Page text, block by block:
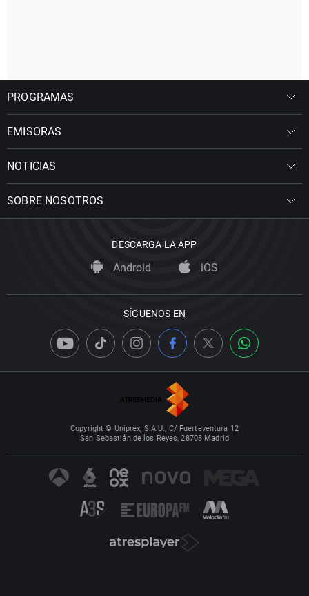
PROGRAMAS
EMISORAS
NOTICIAS
SOBRE NOSOTROS
DESCARGA LA APP
Android iOS
SÍGUENOS EN
Copyright © Uniprex, S.A.U., C/ Fuerteventura 12
San Sebastián de los Reyes, 28703 Madrid